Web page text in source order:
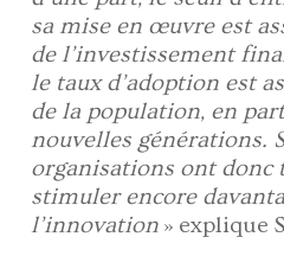
sa mise en œuvre est
de l’investissement
le taux d’adoption est
de la population, en
nouvelles générations.
organisations ont donc
stimuler encore
l’innovation » explique